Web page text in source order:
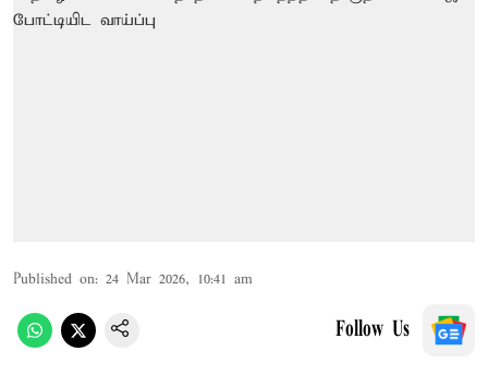
Published on: 24 Mar 2026, 10:41 am
Follow Us